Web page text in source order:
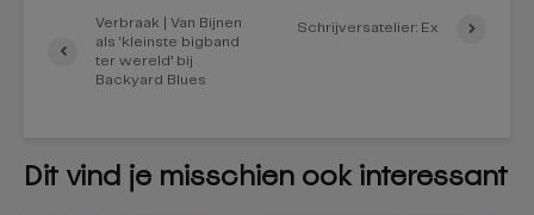
Verbraak | Van Bijnen
als ‘kleinste bigband
ter wereld’ bij
Backyard Blues
Schrijversatelier: Ex
Dit vind je misschien ook interessant